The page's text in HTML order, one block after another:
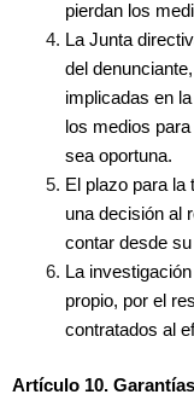
pierdan los
La Junta
del
implicadas en
los medios
sea oportuna.
El plazo para la
una decisión al
contar desde
La
propio, por el
contratados al
Artículo 10.